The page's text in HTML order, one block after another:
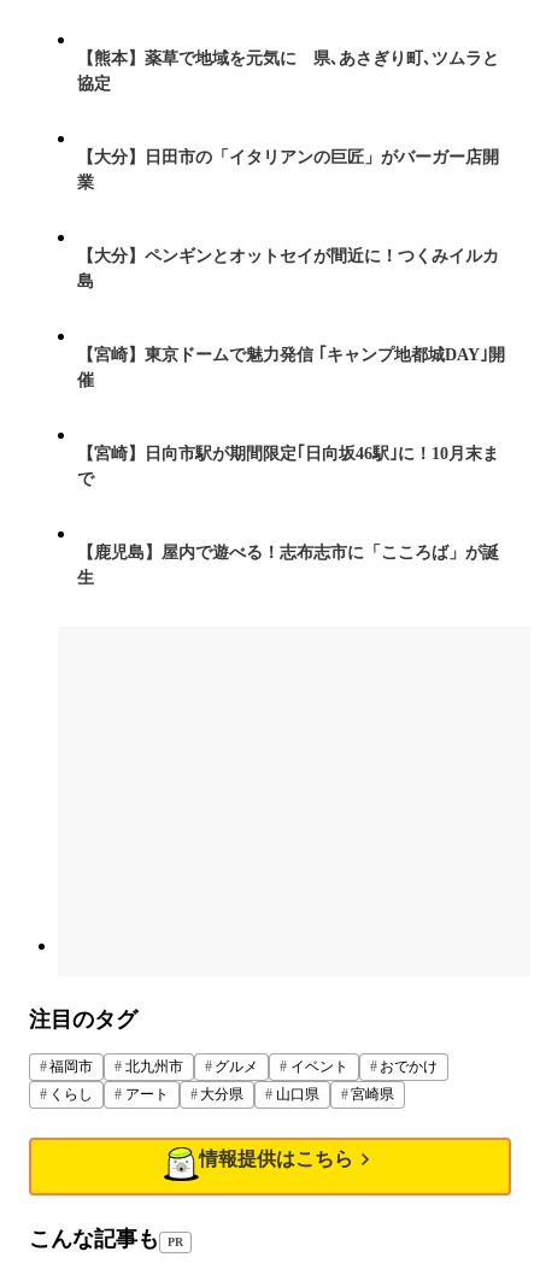
【熊本】薬草で地域を元気に 県､あさぎり町､ツムラと
協定
【大分】日田市の「イタリアンの巨匠」がバーガー店開
業
【大分】ペンギンとオットセイが間近に！つくみイルカ
島
【宮崎】東京ドームで魅力発信 ｢キャンプ地都城DAY｣開
催
【宮崎】日向市駅が期間限定｢日向坂46駅｣に！10月末ま
で
【鹿児島】屋内で遊べる！志布志市に「こころば」が誕
生
注目のタグ
福岡市 北九州市 グルメ イベント
おでかけ
くらし
アート 大分県 山口県 宮崎県
情報提供はこちら
こんな記事も PR